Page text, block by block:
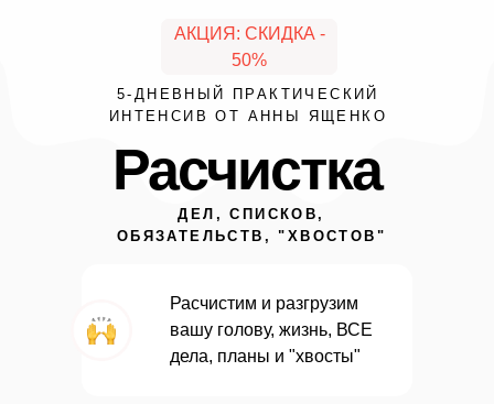
Расчистка
АКЦИЯ: СКИДКА -
50%
ДЕЛ, СПИСКОВ,
ОБЯЗАТЕЛЬСТВ, "ХВОСТОВ"
5-ДНЕВНЫЙ ПРАКТИЧЕСКИЙ
ИНТЕНСИВ ОТ АННЫ ЯЩЕНКО
Расчистим и разгрузим
вашу голову, жизнь, ВСЕ
дела, планы и "хвосты"